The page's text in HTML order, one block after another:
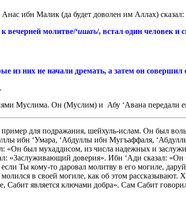
ибн Малик (да будет доволен им Аллах) сказал:
к вечерней молитве/‘ишаъ/, встал один человек и
из них не начали дремать, а затем он
Муслима. Он (Муслим) и Абу ‘Авана передали
для подражания, шейхуль-ислам. Он был
ибн ‘Умара, ‘Абдуллы ибн Мугъаффаля,
«Он был мухаддисом, из числа надежных и
«Заслуживающий доверия». Ибн ‘Ади сказал:
Ты кому-то даровал молитву в его могиле,
в своей могиле, как об этом
Сабит является ключами добра». Сам Сабит